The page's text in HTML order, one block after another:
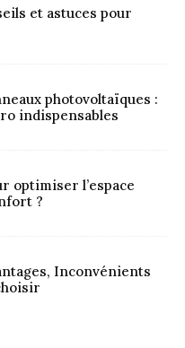
et astuces pour
photovoltaïques :
indispensables
optimiser l’espace
?
Inconvénients